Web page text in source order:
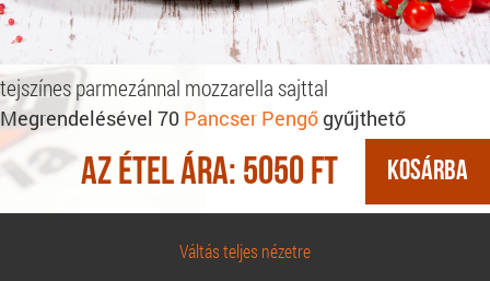
tejszínes parmezánnal mozzarella sajttal
Megrendelésével 70 Pancser Pengő gyűjthető
Az étel ára: 5050Ft
Váltás teljes nézetre